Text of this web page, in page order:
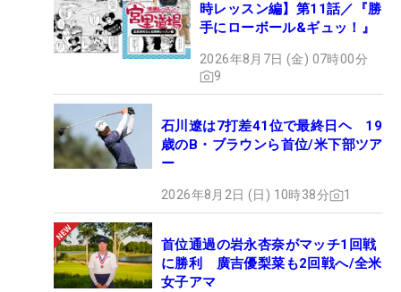
時レッスン編】第11話／『勝
手にローボール&ギュッ！』
2026年8月7日 (金) 07時00分
9
石川遼は7打差41位で最終日ヘ 19
歳のB・ブラウンら首位/米下部ツア
ー
2026年8月2日 (日) 10時38分 1
首位通過の岩永杏奈がマッチ1回戦
に勝利 廣吉優梨菜も2回戦へ/全米
女子アマ